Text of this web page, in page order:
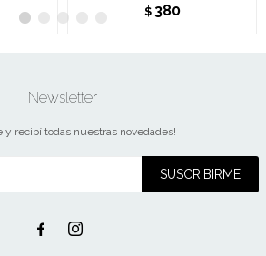
$ 380
Newsletter
y recibí todas nuestras novedades!
SUSCRIBIRME
 